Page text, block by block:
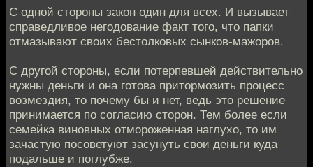
С одной стороны закон один для всех. И вызывает
справедливое негодование факт того, что папки
отмазывают своих бестолковых сынков-мажоров.
С другой стороны, если потерпевшей действительно
нужны деньги и она готова притормозить процесс
возмездия, то почему бы и нет, ведь это решение
принимается по согласию сторон. Тем более если
семейка виновных отмороженная наглухо, то им
зачастую посоветуют засунуть свои деньги куда
подальше и поглубже.